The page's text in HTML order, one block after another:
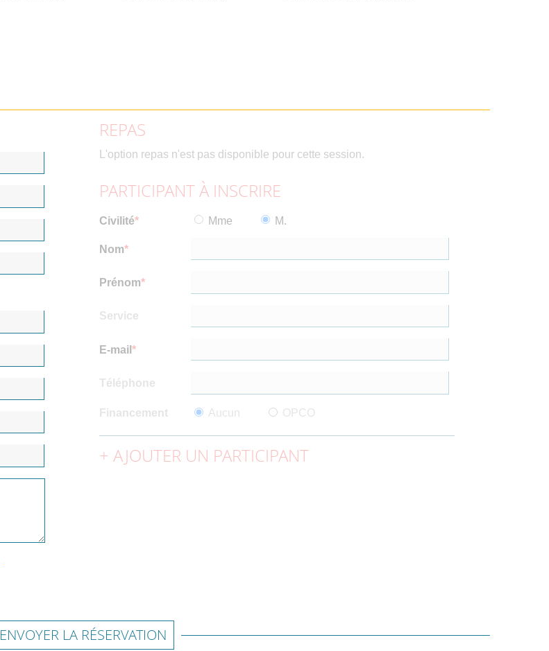
REPAS
L'option repas n'est pas disponible pour cette session.
PARTICIPANT À INSCRIRE
Civilité Mme M.
Nom
Prénom
Service
E-mail
Téléphone
Financement Aucun OPCO
AJOUTER UN PARTICIPANT
ENVOYER LA RÉSERVATION